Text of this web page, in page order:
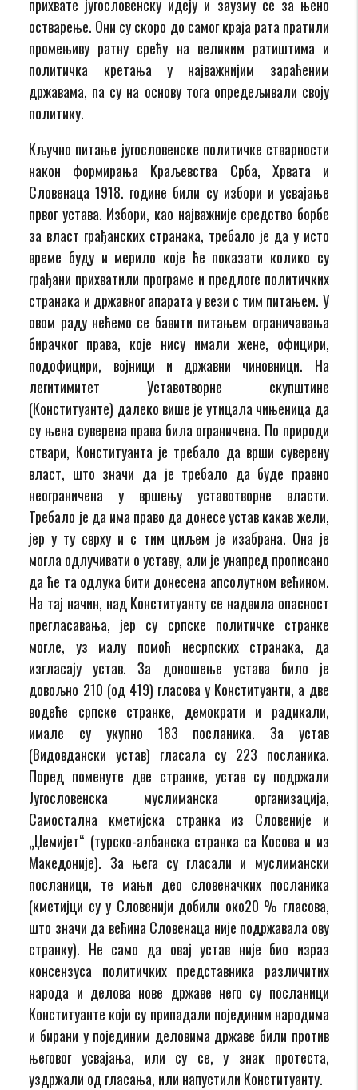
прихвате југословенску идеју и заузму се за њено
остварење. Они су скоро до самог краја рата пратили
промењиву ратну срећу на великим ратиштима и
политичка кретања у најважнијим зараћеним
државама, па су на основу тога опредељивали своју
политику.
Кључно питање југословенске политичке стварности
након формирања Краљевства Срба, Хрвата и
Словенаца 1918. године били су избори и усвајање
првог устава. Избори, као најважније средство борбе
за власт грађанских странака, требало је да у исто
време буду и мерило које ће показати колико су
грађани прихватили програме и предлоге политичких
странака и државног апарата у вези с тим питањем. У
овом раду нећемо се бавити питањем ограничавања
бирачког права, које нису имали жене, официри,
подофицири, војници и државни чиновници. На
легитимитет Уставотворне скупштине
(Конституанте) далеко више је утицала чињеница да
су њена суверена права била ограничена. По природи
ствари, Конституанта је требало да врши суверену
власт, што значи да је требало да буде правно
неограничена у вршењу уставотворне власти.
Требало је да има право да донесе устав какав жели,
јер у ту сврху и с тим циљем је изабрана. Она је
могла одлучивати о уставу, али је унапред прописано
да ће та одлука бити донесена апсолутном већином.
На тај начин, над Конституанту се надвила опасност
прегласавања, јер су српске политичке странке
могле, уз малу помоћ несрпских странака, да
изгласају устав. За доношење устава било је
довољно 210 (од 419) гласова у Конституанти, а две
водеће српске странке, демократи и радикали,
имале су укупно 183 посланика. За устав
(Видовдански устав) гласала су 223 посланика.
Поред поменуте две странке, устав су подржали
Југословенска муслиманска организација,
Самостална кметијска странка из Словеније и
„Џемијет“ (турско-албанска странка са Косова и из
Македоније). За њега су гласали и муслимански
посланици, те мањи део словеначких посланика
(кметијци су у Словенији добили око20 % гласова,
што значи да већина Словенаца није подржавала ову
странку). Не само да овај устав није био израз
консензуса политичких представника различитих
народа и делова нове државе него су посланици
Конституанте који су припадали појединим народима
и бирани у појединим деловима државе били против
његовог усвајања, или су се, у знак протеста,
уздржали од гласања, или напустили Конституанту.